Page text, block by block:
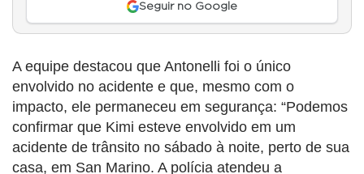
Seguir no Google
A equipe destacou que Antonelli foi o único
envolvido no acidente e que, mesmo com o
impacto, ele permaneceu em segurança: “Podemos
confirmar que Kimi esteve envolvido em um
acidente de trânsito no sábado à noite, perto de sua
casa, em San Marino. A polícia atendeu a